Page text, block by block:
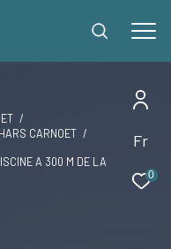
Fr
0
CARNOET
A 300 M DE LA
à vos critères